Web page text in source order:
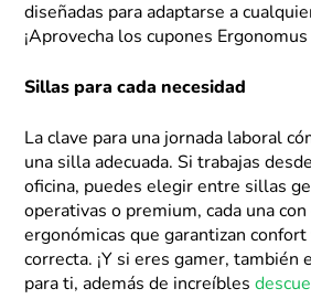
diseñadas para adaptarse a
¡Aprovecha los cupones
Sillas para cada necesidad
La clave para una jornada laboral
una silla adecuada. Si trabajas
oficina, puedes elegir entre sillas
operativas o premium, cada una
ergonómicas que garantizan
correcta. ¡Y si eres gamer, también
para ti, además de increíbles